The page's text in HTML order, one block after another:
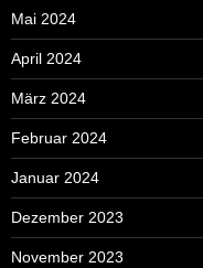
Mai 2024
April 2024
März 2024
Februar 2024
Januar 2024
Dezember 2023
November 2023